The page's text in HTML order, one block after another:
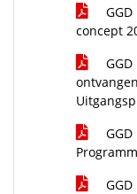
concept